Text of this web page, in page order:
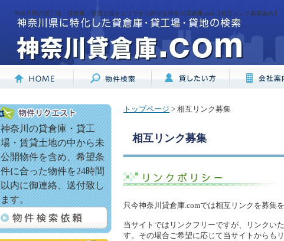
神奈川県の貸工場・貸倉庫・賃貸土地をエリアから探せる神奈川貸倉庫.com【相互リンク募集案内】
神奈川の貸倉庫・貸工
場・賃貸土地の中から未
公開物件を含め、希望条
件に合った物件を24時間
以内に御連絡、送付致し
ます。
トップページ > 相互リンク募集
相互リンク募集
只今神奈川貸倉庫.comでは相互リンクを募集
当サイトではリンクフリーですが、リンクい
す。その場合ご希望に応じて当サイトからも